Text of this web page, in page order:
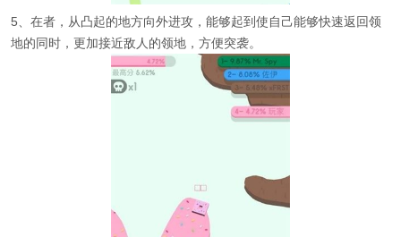
5、在者，从凸起的地方向外进攻，能够起到使自己能够快速返回领
地的同时，更加接近敌人的领地，方便突袭。